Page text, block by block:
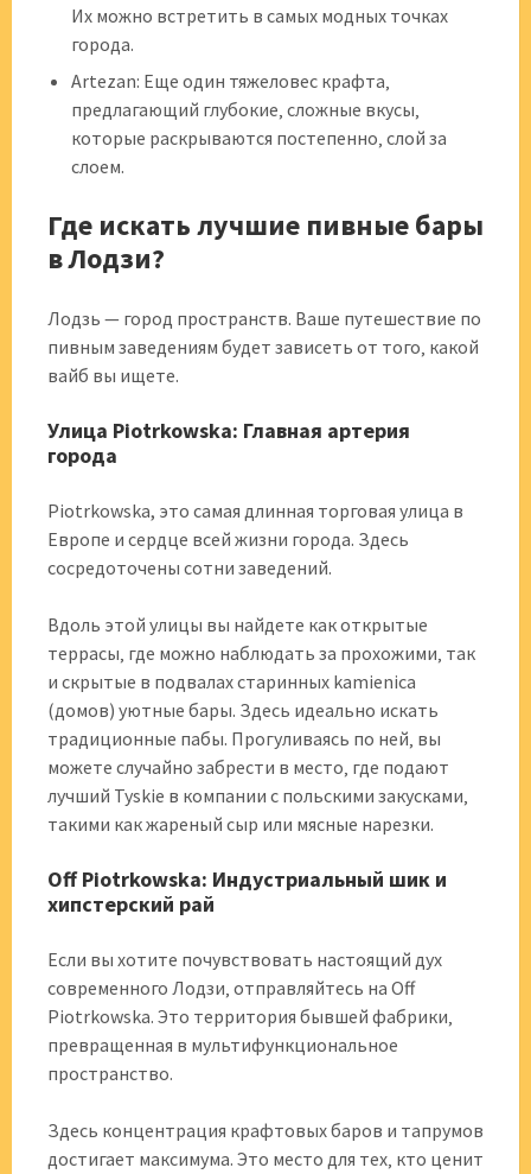
Их можно встретить в самых модных точках
города.
Artezan: Еще один тяжеловес крафта‚
предлагающий глубокие‚ сложные вкусы‚
которые раскрываются постепенно‚ слой за
слоем.
Где искать лучшие пивные бары
в Лодзи?
Лодзь — город пространств. Ваше путешествие по
пивным заведениям будет зависеть от того‚ какой
вайб вы ищете.
Улица Piotrkowska: Главная артерия
города
Piotrkowska, это самая длинная торговая улица в
Европе и сердце всей жизни города. Здесь
сосредоточены сотни заведений.
Вдоль этой улицы вы найдете как открытые
террасы‚ где можно наблюдать за прохожими‚ так
и скрытые в подвалах старинных kamienica
(домов) уютные бары. Здесь идеально искать
традиционные пабы. Прогуливаясь по ней‚ вы
можете случайно забрести в место‚ где подают
лучший Tyskie в компании с польскими закусками‚
такими как жареный сыр или мясные нарезки.
Off Piotrkowska: Индустриальный шик и
хипстерский рай
Если вы хотите почувствовать настоящий дух
современного Лодзи‚ отправляйтесь на Off
Piotrkowska. Это территория бывшей фабрики‚
превращенная в мультифункциональное
пространство.
Здесь концентрация крафтовых баров и тапрумов
достигает максимума. Это место для тех‚ кто ценит